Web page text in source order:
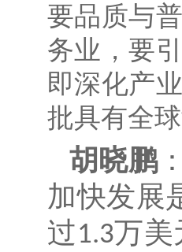
要品质与
务业，要
即深化产
批具有全
胡晓鹏
加快发展
过1.3万美